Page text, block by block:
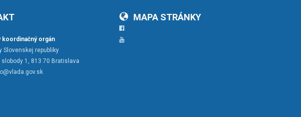
koordinačný orgán
Slovenskej republiky
slobody 1, 813 70 Bratislava
MAPA STRÁNKY
Facebook
YouTube